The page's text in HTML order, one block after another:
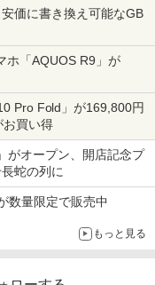
価に書き換え可能なGB
ホ「AQUOS R9」が
Pro Fold」が169,800円
お買い得
がオープン、開店記念プ
蛇の列に
数量限定で販売中
もっと見る